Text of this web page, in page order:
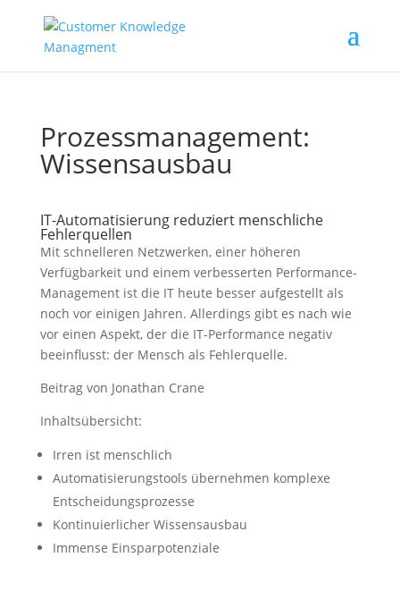
Prozessmanagement:
Wissensausbau
IT-Automatisierung reduziert menschliche
Fehlerquellen
Mit schnelleren Netzwerken, einer höheren
Verfügbarkeit und einem verbesserten Performance-
Management ist die IT heute besser aufgestellt als
noch vor einigen Jahren. Allerdings gibt es nach wie
vor einen Aspekt, der die IT-Performance negativ
beeinflusst: der Mensch als Fehlerquelle.
Beitrag von Jonathan Crane
Inhaltsübersicht:
Irren ist menschlich
Automatisierungstools übernehmen komplexe
Entscheidungsprozesse
Kontinuierlicher Wissensausbau
Immense Einsparpotenziale